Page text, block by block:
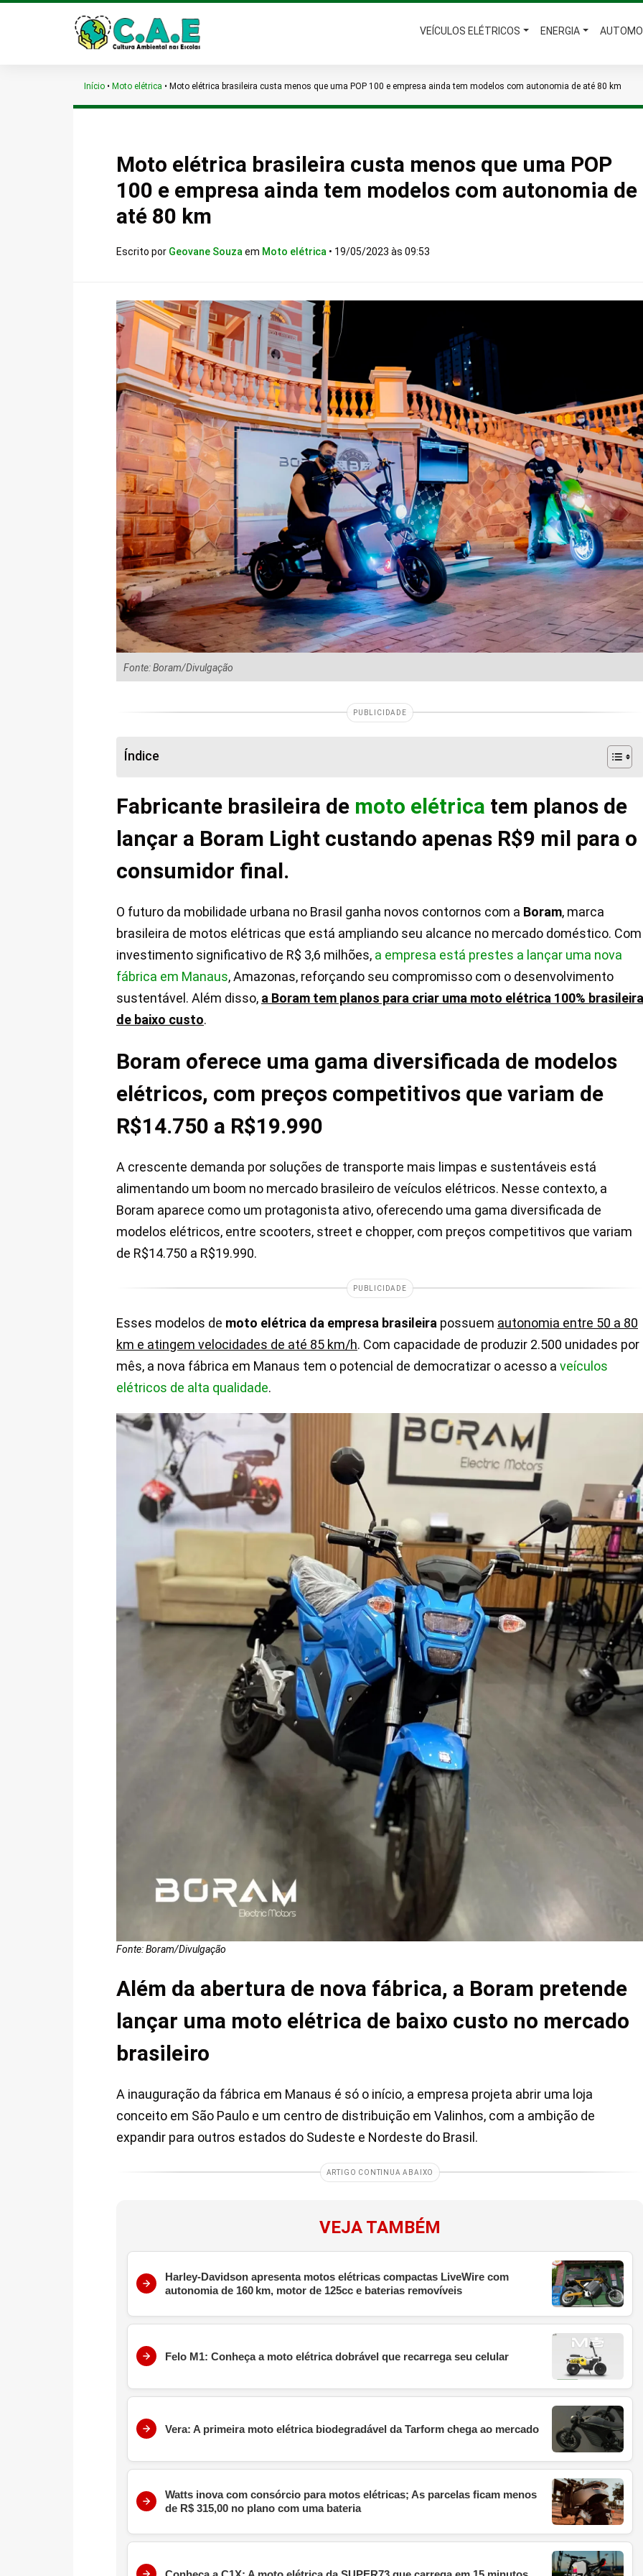
VEÍCULOS ELÉTRICOS ENERGIA
Início • Moto elétrica • Moto elétrica brasileira custa menos que uma POP 100 e empresa ainda tem modelos com autonomia de até 80 km
Moto elétrica brasileira custa menos que uma POP
100 e empresa ainda tem modelos com autonomia de
até 80 km
Escrito por Geovane Souza em Moto elétrica • 19/05/2023 às 09:53
Fonte: Boram/Divulgação
PUBLICIDADE
Índice
Fabricante brasileira de moto elétrica tem planos de
lançar a Boram Light custando apenas R$9 mil para o
consumidor final.
O futuro da mobilidade urbana no Brasil ganha novos contornos com a Boram, marca
brasileira de motos elétricas que está ampliando seu alcance no mercado doméstico. Com
investimento significativo de R$ 3,6 milhões, a empresa está prestes a lançar uma nova
fábrica em Manaus, Amazonas, reforçando seu compromisso com o desenvolvimento
sustentável. Além disso, a Boram tem planos para criar uma moto elétrica 100% brasileira
de baixo custo.
Boram oferece uma gama diversificada de modelos
elétricos, com preços competitivos que variam de
R$14.750 a R$19.990
A crescente demanda por soluções de transporte mais limpas e sustentáveis está
alimentando um boom no mercado brasileiro de veículos elétricos. Nesse contexto, a
Boram aparece como um protagonista ativo, oferecendo uma gama diversificada de
modelos elétricos, entre scooters, street e chopper, com preços competitivos que variam
de R$14.750 a R$19.990.
PUBLICIDADE
Esses modelos de moto elétrica da empresa brasileira possuem autonomia entre 50 a 80
km e atingem velocidades de até 85 km/h. Com capacidade de produzir 2.500 unidades por
mês, a nova fábrica em Manaus tem o potencial de democratizar o acesso a veículos
elétricos de alta qualidade.
Fonte: Boram/Divulgação
Além da abertura de nova fábrica, a Boram pretende
lançar uma moto elétrica de baixo custo no mercado
brasileiro
A inauguração da fábrica em Manaus é só o início, a empresa projeta abrir uma loja
conceito em São Paulo e um centro de distribuição em Valinhos, com a ambição de
expandir para outros estados do Sudeste e Nordeste do Brasil.
ARTIGO CONTINUA ABAIXO
VEJA TAMBÉM
Harley-Davidson apresenta motos elétricas compactas LiveWire com
autonomia de 160 km, motor de 125cc e baterias removíveis
Felo M1: Conheça a moto elétrica dobrável que recarrega seu celular
Vera: A primeira moto elétrica biodegradável da Tarform chega ao mercado
Watts inova com consórcio para motos elétricas; As parcelas ficam menos
de R$ 315,00 no plano com uma bateria